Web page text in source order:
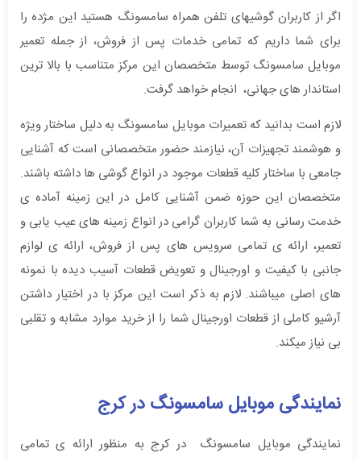
اگر از کاربران گوشیهای تلفن همراه سامسونگ هستید این مژده را
برای شما داریم که تمامی خدمات پس از فروش، از جمله تعمیر
موبایل سامسونگ توسط متخصصان این مرکز متناسب با بالا ترین
استاندار های جهانی، انجام خواهد گرفت.
لازم است بدانید که تعمیرات موبایل سامسونگ به دلیل ساختار ویژه
و هوشمند تجهیزات آن، نیازمند حضور متخصصانی است که آشنایی
جامعی با ساختار کلیه قطعات موجود در انواع گوشی ها داشته باشند.
متخصصان این حوزه ضمن آشنایی کامل در این زمینه آماده ی
خدمت رسانی به شما کاربران گرامی در انواع زمینه های عیب یابی و
تعمیر، ارائه ی تمامی سرویس های پس از فروش، ارائه ی لوازم
جانبی با کیفیت و اورجینال و تعویض قطعات آسیب دیده با نمونه
های اصلی میباشند. لازم به ذکر است این مرکز با در اختیار داشتن
آرشیو کاملی از قطعات اورجینال شما را از خرید موارد مشابه و تقلبی
بی نیاز میکند.
نمایندگی موبایل سامسونگ در کرج
نمایندگی موبایل سامسونگ در کرج به منظور ارائه ی تمامی